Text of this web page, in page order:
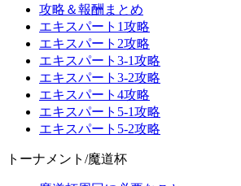
攻略＆報酬まとめ
エキスパート1攻略
エキスパート2攻略
エキスパート3-1攻略
エキスパート3-2攻略
エキスパート4攻略
エキスパート5-1攻略
エキスパート5-2攻略
トーナメント/魔道杯